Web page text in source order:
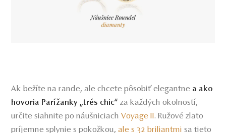
Ak bežíte na rande, ale chcete pôsobiť elegantne a ako
hovoria Parížanky „trés chic“ za každých okolností,
určite siahnite po náušniciach Voyage II.Ružové zlato
príjemne splynie s pokožkou, ale s 32 briliantmi sa tieto